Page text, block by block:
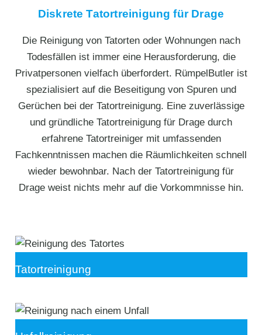
Diskrete Tatortreinigung für Drage
Die Reinigung von Tatorten oder Wohnungen nach
Todesfällen ist immer eine Herausforderung, die
Privatpersonen vielfach überfordert. RümpelButler ist
spezialisiert auf die Beseitigung von Spuren und
Gerüchen bei der Tatortreinigung. Eine zuverlässige
und gründliche Tatortreinigung für Drage durch
erfahrene Tatortreiniger mit umfassenden
Fachkenntnissen machen die Räumlichkeiten schnell
wieder bewohnbar. Nach der Tatortreinigung für
Drage weist nichts mehr auf die Vorkommnisse hin.
Tatortreinigung